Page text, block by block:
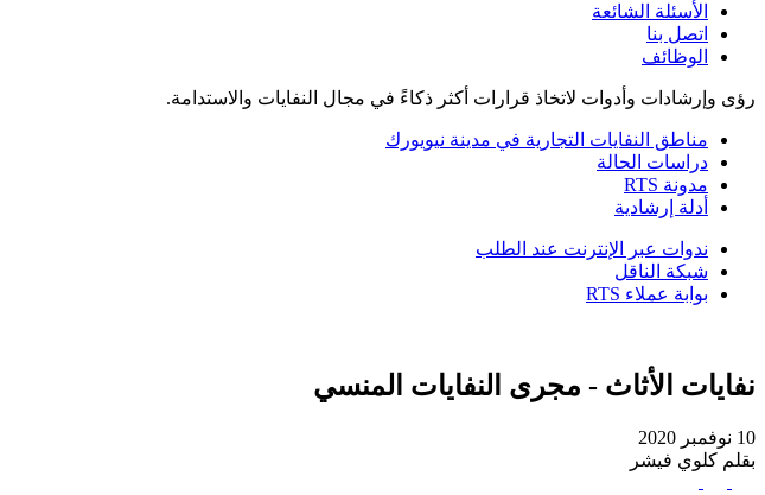
الأسئلة الشائعة
اتصل بنا
الوظائف
رؤى وإرشادات وأدوات لاتخاذ قرارات أكثر ذكاءً في مجال النفايات والاستدامة.
مناطق النفايات التجارية في مدينة نيويورك
دراسات الحالة
مدونة RTS
أدلة إرشادية
ندوات عبر الإنترنت عند الطلب
شبكة الناقل
بوابة عملاء RTS
نفايات الأثاث - مجرى النفايات المنسي
10 نوفمبر 2020
بقلم كلوي فيشر